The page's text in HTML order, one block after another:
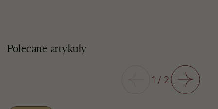
Polecane artykuły
1 / 2 Następny